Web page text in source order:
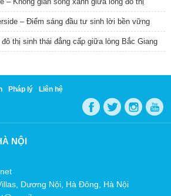
– Điểm sáng đầu tư sinh lời bền vững
thị sinh thái đẳng cấp giữa lòng Bắc Giang
Pháp lý Liên hệ
NỘI
Dương Nội, Hà Đông, Hà Nội